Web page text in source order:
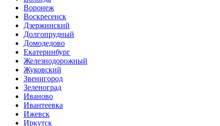
Воронеж
Воскресенск
Дзержинский
Долгопрудный
Домодедово
Екатеринбург
Железнодорожный
Жуковский
Звенигород
Зеленоград
Иваново
Ивантеевка
Ижевск
Иркутск